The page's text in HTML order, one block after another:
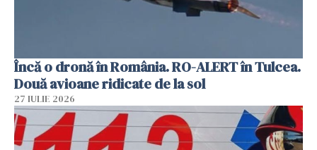
Încă o dronă în România. RO-ALERT în Tulcea.
Două avioane ridicate de la sol
27 IULIE 2026